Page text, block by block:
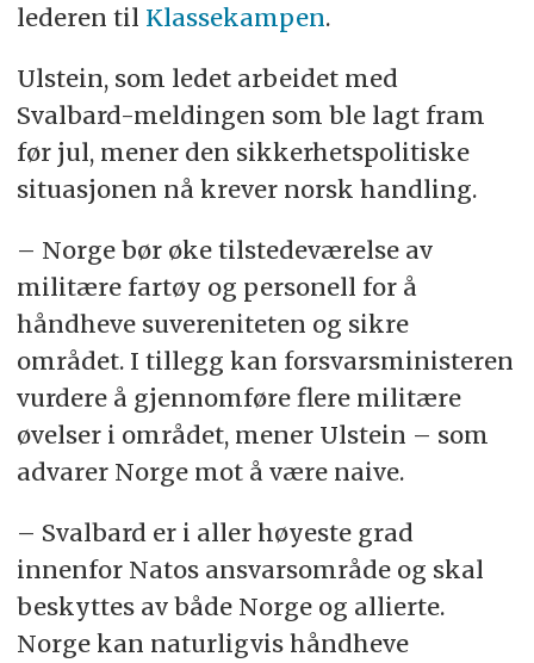
lederen til Klassekampen.
Ulstein, som ledet arbeidet med
Svalbard-meldingen som ble lagt fram
før jul, mener den sikkerhetspolitiske
situasjonen nå krever norsk handling.
– Norge bør øke tilstedeværelse av
militære fartøy og personell for å
håndheve suvereniteten og sikre
området. I tillegg kan forsvarsministeren
vurdere å gjennomføre flere militære
øvelser i området, mener Ulstein – som
advarer Norge mot å være naive.
– Svalbard er i aller høyeste grad
innenfor Natos ansvarsområde og skal
beskyttes av både Norge og allierte.
Norge kan naturligvis håndheve